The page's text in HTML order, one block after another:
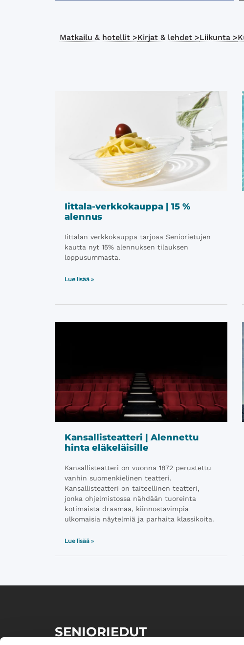
Matkailu & hotellit >Kirjat & lehdet >Liikunta >
Iittala-verkkokauppa | 15 %
alennus
Iittalan verkkokauppa tarjoaa Seniorietujen
kautta nyt 15% alennuksen tilauksen
loppusummasta.
Lue lisää »
Kansallisteatteri | Alennettu
hinta eläkeläisille
Kansallisteatteri on vuonna 1872 perustettu
vanhin suomenkielinen teatteri.
Kansallisteatteri on taiteellinen teatteri,
jonka ohjelmistossa nähdään tuoreinta
kotimaista draamaa, kiinnostavimpia
ulkomaisia näytelmiä ja parhaita klassikoita.
Lue lisää »
SENIORIEDUT